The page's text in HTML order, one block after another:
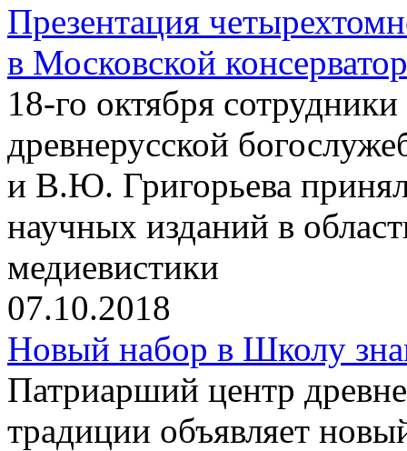
Презентация
в Московской
18-го октября
древнерусской
и В.Ю. Григорьева
научных изданий в
медиевистики
07.10.2018
Новый набор в Школу
Патриарший центр
традиции объявляет